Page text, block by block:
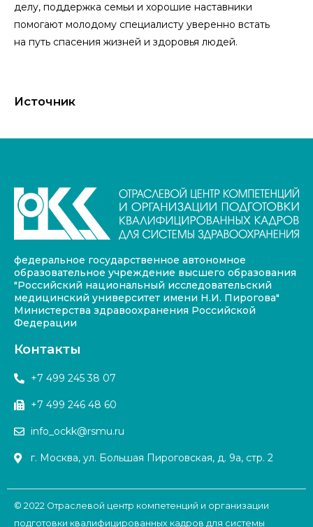
делу, поддержка семьи и хорошие наставники
помогают молодому специалисту уверенно встать
на путь спасения жизней и здоровья людей.
Источник
федеральное государственное автономное
образовательное учреждение высшего образования
"Российский национальный исследовательский
медицинский университет имени Н.И. Пирогова"
Министерства здравоохранения Российской
Федерации
Контакты
+7 499 245 38 07
+7 499 246 48 60
info_ockk@rsmu.ru
г. Москва, ул. Большая Пироговская, д. 9а, стр. 2
© 2022 Отраслевой центр компетенций и организации
подготовки квалифицированных кадров для системы